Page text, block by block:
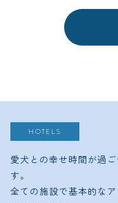
HOTELS
愛犬との幸せ時間が過
す。
全ての施設で基本的な